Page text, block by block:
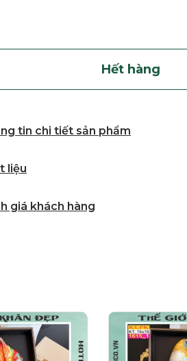
Hết hàng
tin chi tiết sản phẩm
liệu
giá khách hàng